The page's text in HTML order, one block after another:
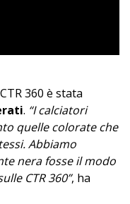
360 è stata
. “I calciatori
quelle colorate che
Abbiamo
nera fosse il modo
CTR 360”, ha